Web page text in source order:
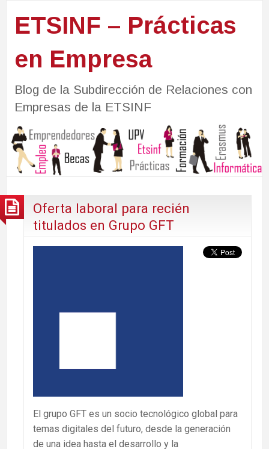
ETSINF – Prácticas
en Empresa
Blog de la Subdirección de Relaciones con
Empresas de la ETSINF
Oferta laboral para recién
titulados en Grupo GFT
El grupo GFT es un socio tecnológico global para
temas digitales del futuro, desde la generación
de una idea hasta el desarrollo y la